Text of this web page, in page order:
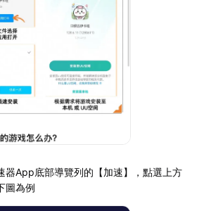
器App底部導覽列的【加速】，點選上方
圖為例